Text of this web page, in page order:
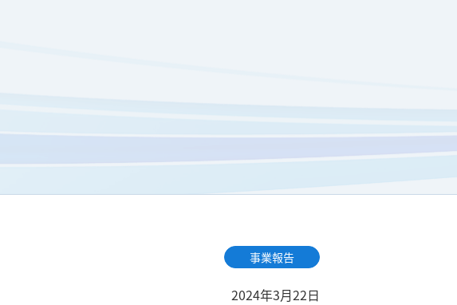
事業報告
2024年3月22日